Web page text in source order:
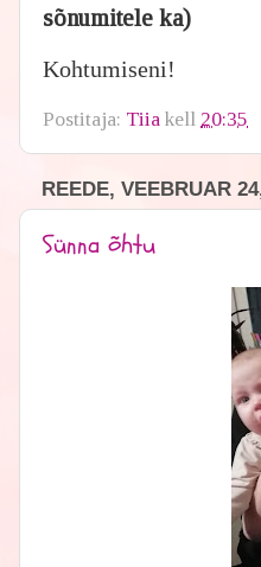
sõnumitele ka)
Kohtumiseni!
Postitaja: Tiia kell 20:35
REEDE, VEEBRUAR
Sünna õhtu